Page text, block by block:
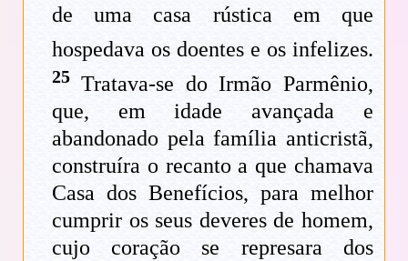
de uma casa rústica em que
hospedava os doentes e os infelizes.
25 Tratava-se do Irmão Parmênio,
que, em idade avançada e
abandonado pela família anticristã,
construíra o recanto a que chamava
Casa dos Benefícios, para melhor
cumprir os seus deveres de homem,
cujo coração se represara dos